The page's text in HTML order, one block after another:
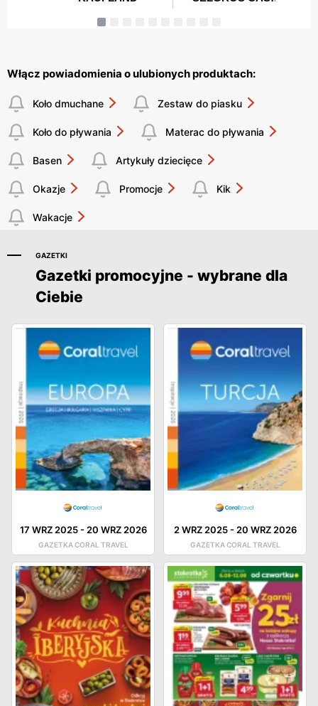
Włącz powiadomienia o ulubionych produktach:
Koło dmuchane Zestaw do piasku
Koło do pływania Materac do pływania
Basen Artykuły dziecięce
Okazje Promocje Kik
Wakacje
GAZETKI
Gazetki promocyjne - wybrane dla
Ciebie
17 WRZ 2025- 20 WRZ 2026
GAZETKA CORAL TRAVEL
2 WRZ 2025- 20 WRZ 2026
GAZETKA CORAL TRAVEL